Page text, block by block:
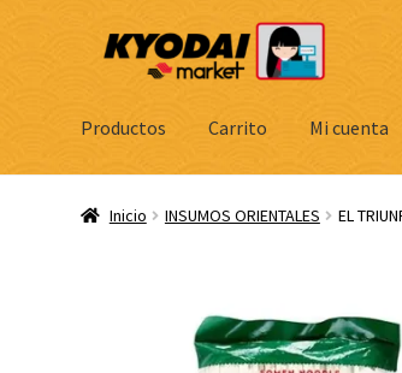
contenido
Productos Carrito Mi cuenta
Inicio INSUMOS ORIENTALES EL